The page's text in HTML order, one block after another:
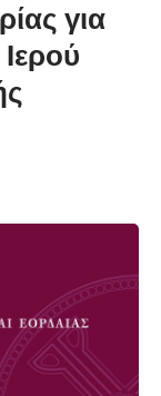
για